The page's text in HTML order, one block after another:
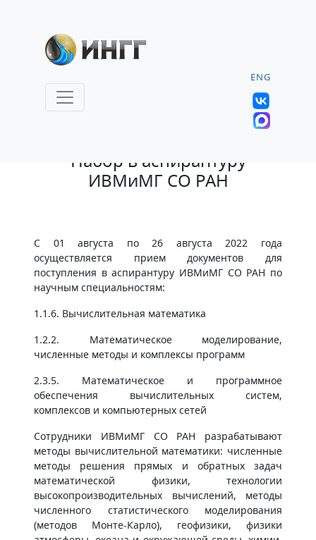
ENG
Набор в аспирантуру
ИВМиМГ СО РАН
C 01 августа по 26 августа 2022 года
осуществляется прием документов для
поступления в аспирантуру ИВМиМГ СО РАН по
научным специальностям:
1.1.6. Вычислительная математика
1.2.2. Математическое моделирование,
численные методы и комплексы программ
2.3.5. Математическое и программное
обеспечения вычислительных систем,
комплексов и компьютерных сетей
Сотрудники ИВМиМГ СО РАН разрабатывают
методы вычислительной математики: численные
методы решения прямых и обратных задач
математической физики, технологии
высокопроизводительных вычислений, методы
численного статистического моделирования
(методов Монте-Карло), геофизики, физики